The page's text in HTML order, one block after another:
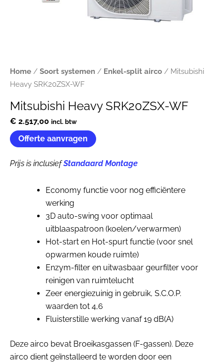
Home / Soort systemen / Enkel-split airco / Mitsubishi
Heavy SRK20ZSX-WF
Mitsubishi Heavy SRK20ZSX-WF
€ 2.517,00 incl. btw
Offerte aanvragen
Prijs is inclusiefStandaard Montage
Economy functie voor nog efficiëntere
werking
3D auto-swing voor optimaal
uitblaaspatroon (koelen/verwarmen)
Hot-start en Hot-spurt functie (voor snel
opwarmen koude ruimte)
Enzym-filter en uitwasbaar geurfilter voor
reinigen van ruimtelucht
Zeer energiezuinig in gebruik, S.C.O.P.
waarden tot 4,6
Fluisterstille werking vanaf 19 dB(A)
Deze airco bevat Broeikasgassen (F-gassen). Deze
airco dient geïnstalleerd te worden door een